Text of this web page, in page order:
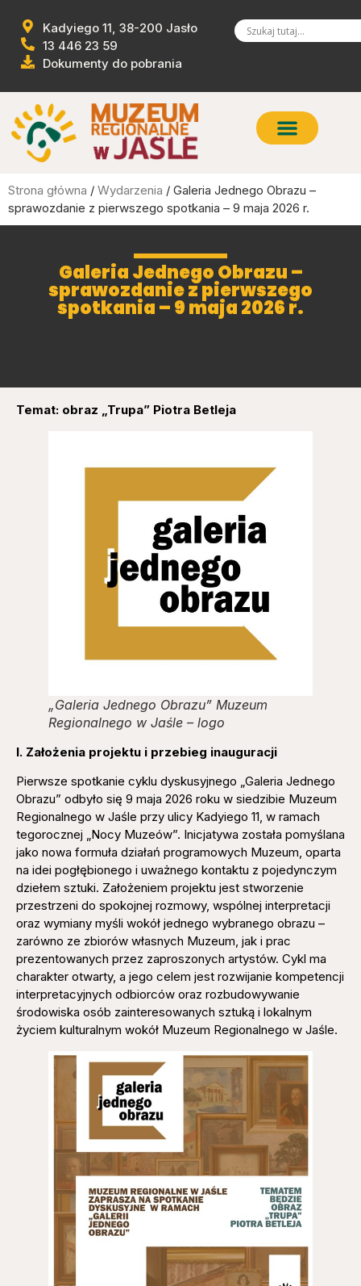
Kadyiego 11, 38-200 Jasło
13 446 23 59
Dokumenty do pobrania
Strona główna / Wydarzenia / Galeria Jednego Obrazu –
sprawozdanie z pierwszego spotkania – 9 maja 2026 r.
Galeria Jednego Obrazu –
sprawozdanie z pierwszego
spotkania – 9 maja 2026 r.
Temat: obraz „Trupa” Piotra Betleja
„Galeria Jednego Obrazu” Muzeum
Regionalnego w Jaśle – logo
I. Założenia projektu i przebieg inauguracji
Pierwsze spotkanie cyklu dyskusyjnego „Galeria Jednego
Obrazu” odbyło się 9 maja 2026 roku w siedzibie Muzeum
Regionalnego w Jaśle przy ulicy Kadyiego 11, w ramach
tegorocznej „Nocy Muzeów”. Inicjatywa została pomyślana
jako nowa formuła działań programowych Muzeum, oparta
na idei pogłębionego i uważnego kontaktu z pojedynczym
dziełem sztuki. Założeniem projektu jest stworzenie
przestrzeni do spokojnej rozmowy, wspólnej interpretacji
oraz wymiany myśli wokół jednego wybranego obrazu –
zarówno ze zbiorów własnych Muzeum, jak i prac
prezentowanych przez zaproszonych artystów. Cykl ma
charakter otwarty, a jego celem jest rozwijanie kompetencji
interpretacyjnych odbiorców oraz rozbudowywanie
środowiska osób zainteresowanych sztuką i lokalnym
życiem kulturalnym wokół Muzeum Regionalnego w Jaśle.